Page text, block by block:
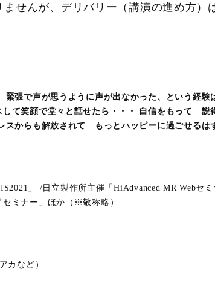
ませんが、デリバリー（講演の進め
張で声が思うように声が出なかった、という経験
て笑顔で堂々と話せたら・・・ 自信をもって 説
スからも解放されて もっとハッピーに過ごせるは
」 /日立製作所主催「HiAdvanced MR Webセミ
ミナー」ほか（※敬称略）
カなど）